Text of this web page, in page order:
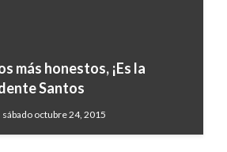
más honestos, ¡Es la
Santos
sábado octubre 24, 2015
primeros invitados
la posesión de Iván